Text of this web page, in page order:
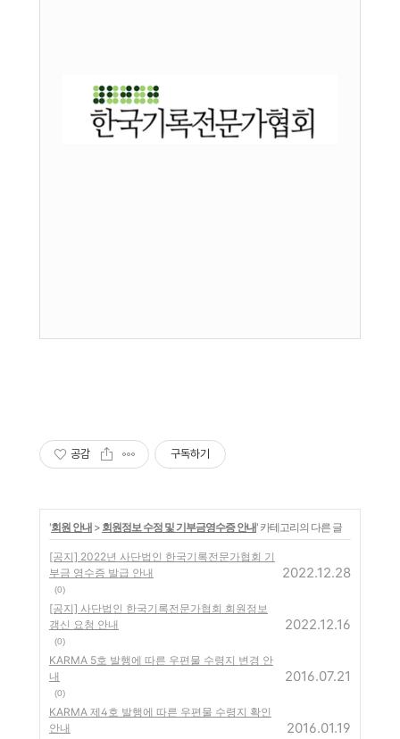
공감 구독하기
'회원 안내 > 회원정보 수정 및 기부금영수증 안내' 카테고리의 다른 글
[공지] 2022년 사단법인 한국기록전문가협회 기
부금 영수증 발급 안내
(0)
2022.12.28
[공지] 사단법인 한국기록전문가협회 회원정보
갱신 요청 안내
(0)
2022.12.16
KARMA 5호 발행에 따른 우편물 수령지 변경 안
내
(0)
2016.07.21
KARMA 제4호 발행에 따른 우편물 수령지 확인
안내
2016.01.19